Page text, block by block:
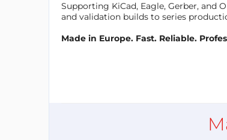
Supporting KiCad, Eagle, Gerber, and
and validation builds to series
Made in Europe. Fast. Reliable.